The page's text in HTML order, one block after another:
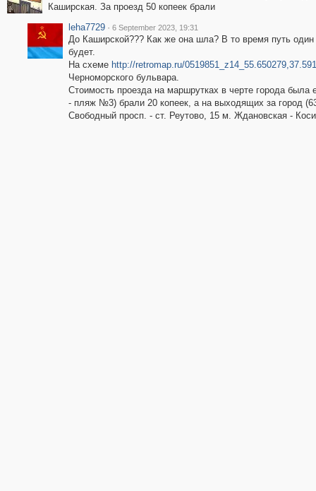
Каширская. За проезд 50 копеек брали
leha7729 · 6 September 2023, 19:31
До Каширской??? Как же она шла? В то время путь
будет.
На схеме http://retromap.ru/
Черноморского бульвара.
Стоимость проезда на маршрутках в черте города
- пляж №3) брали 20 копеек, а на выходящих за город
Свободный просп. - ст. Реутово, 15 м. Ждановская -